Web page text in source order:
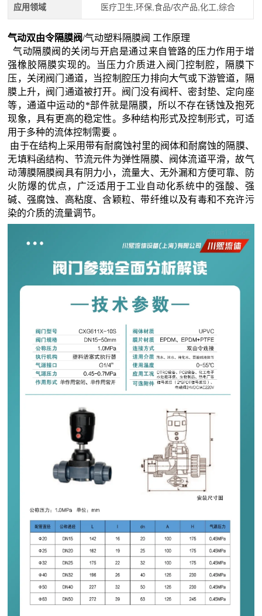
应用领域 医疗卫生,环保,食品/农产品,化工,综合
气动双由令隔膜阀/气动塑料隔膜阀 工作原理
气动隔膜阀的关闭与开启是通过来自管路的压力作用于增
强橡胶隔膜实现的。当压力介质进入阀门控制腔，隔膜下
压，关闭阀门通道，当控制腔压力排向大气或下游管道，隔
膜上升，阀门通道被打开。阀门没有阀杆、密封垫、定向座
等，通道中运动的*部件就是隔膜，所以不存在锈蚀及抱死
现象，具有更高的稳定性。多种结构形式及控制形式，可适
用于多种的流体控制需要 。
由于在结构上采用带有耐腐蚀衬里的阀体和耐腐蚀的隔膜、
无填料函结构、节流元件为弹性隔膜、阀体流道平滑，故气
动薄膜隔膜阀具有阴力小，流量大、无外漏和方便可靠、防
火防爆的优点，广泛适用于工业自动化系统中的强酸、强
碱、强腐蚀、高粘度、含颖粒、带纤维以及有毒和不充许污
染的介质的流量调节。